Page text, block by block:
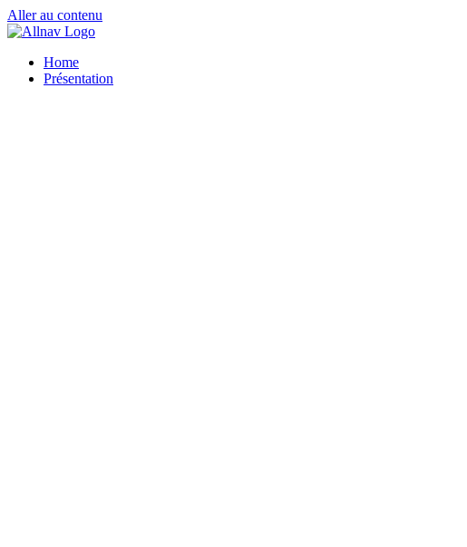
Aller au contenu
Home
Présentation